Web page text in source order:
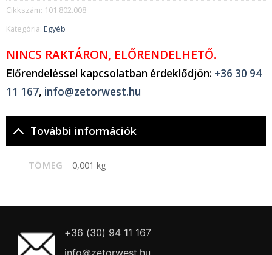
Cikkszám: 101.802.008
Kategória: Egyéb
NINCS RAKTÁRON, ELŐRENDELHETŐ.
Előrendeléssel kapcsolatban érdeklődjön: +36 30 94
11 167, info@zetorwest.hu
További információk
TÖMEG 0,001 kg
+36 (30) 94 11 167